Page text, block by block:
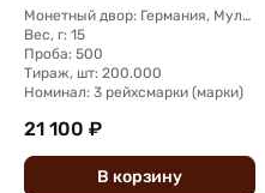
Монетный двор: Германия, Мульденхюттен
Вес, г: 15
Проба: 500
Тираж, шт: 200.000
Номинал: 3 рейхсмарки (марки)
21 100 ₽
В корзину